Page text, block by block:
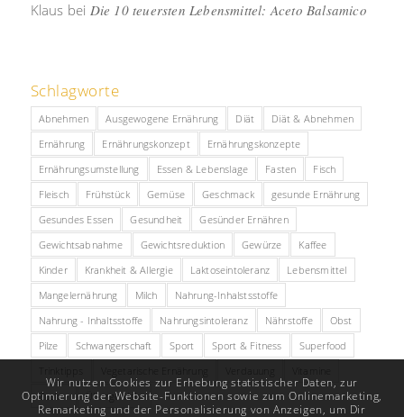
Klaus bei Die 10 teuersten Lebensmittel: Aceto Balsamico
Schlagworte
Abnehmen Ausgewogene Ernährung Diät
Diät & Abnehmen
Ernährung
Ernährungskonzept
Ernährungskonzepte
Ernährungsumstellung
Essen & Lebenslage Fasten
Fisch
Fleisch
Frühstück Gemüse Geschmack
gesunde Ernährung
Gesundes Essen
Gesundheit
Gesünder Ernähren
Gewichtsabnahme
Gewichtsreduktion Gewürze
Kaffee
Kinder
Krankheit & Allergie Laktoseintoleranz
Lebensmittel
Mangelernährung
Milch
Nahrung-Inhalstsstoffe
Nahrung - Inhaltsstoffe
Nahrungsintoleranz Nährstoffe
Obst
Pilze
Schwangerschaft Sport Sport & Fitness
Superfood
Zucker
Übergewicht
Wir nutzen Cookies zur Erhebung statistischer Daten, zur
Optimierung der Website-Funktionen sowie zum Onlinemarketing,
Remarketing und der Personalisierung von Anzeigen, um Dir